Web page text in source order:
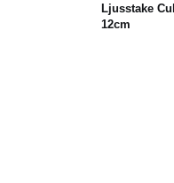
Ljusstake
12cm